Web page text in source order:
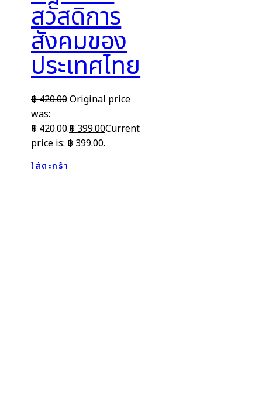
สวัสดิการ
สังคมของ
ประเทศไทย
฿420.00Original price
was:
฿ 420.00.฿399.00Current
price is: ฿ 399.00.
ใส่ตะกร้า